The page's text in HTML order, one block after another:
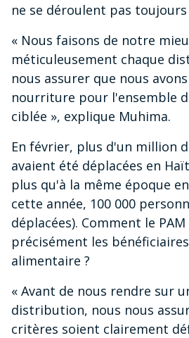
ne se déroulent pas
« Nous faisons de notre
méticuleusement chaque
nous assurer que nous
nourriture pour l'ensemble
ciblée », explique Muhima.
En février, plus d'un million
avaient été déplacées en
plus qu'à la même époque
cette année, 100 000
déplacées). Comment le
précisément les
alimentaire ?
« Avant de nous rendre sur
distribution, nous nous
critères soient clairement